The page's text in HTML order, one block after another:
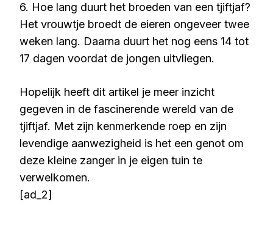
6. Hoe lang duurt het broeden van een tjiftjaf?
Het vrouwtje broedt de eieren ongeveer twee
weken lang. Daarna duurt het nog eens 14 tot
17 dagen voordat de jongen uitvliegen.
Hopelijk heeft dit artikel je meer inzicht
gegeven in de fascinerende wereld van de
tjiftjaf. Met zijn kenmerkende roep en zijn
levendige aanwezigheid is het een genot om
deze kleine zanger in je eigen tuin te
verwelkomen.
[ad_2]